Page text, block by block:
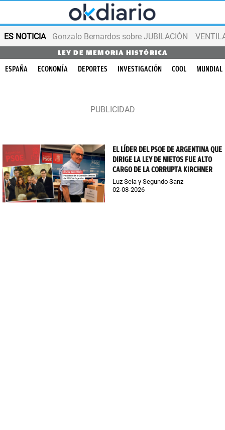
ES NOTICIA Gonzalo Bernardos sobre JUBILACIÓN
LEY DE MEMORIA HISTÓRICA
ESPAÑA ECONOMÍA DEPORTES INVESTIGACIÓN COOL MUNDIAL
EL LÍDER DEL PSOE DE ARGENTINA QUE
DIRIGE LA LEY DE NIETOS FUE ALTO
CARGO DE LA CORRUPTA KIRCHNER
Luz Sela y Segundo Sanz
02-08-2026